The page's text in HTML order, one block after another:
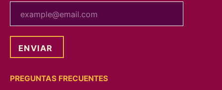
PREGUNTAS FRECUENTES